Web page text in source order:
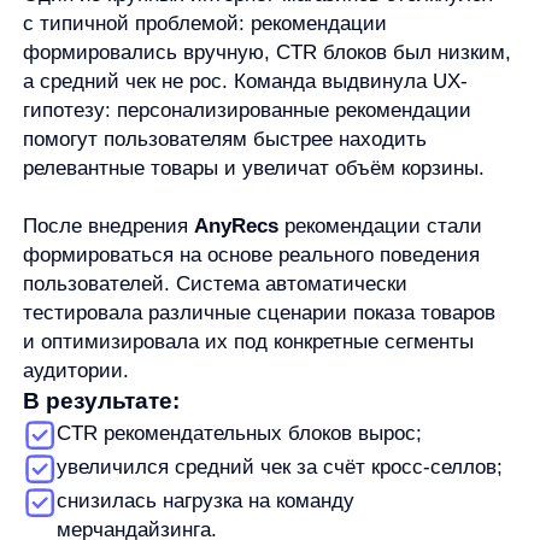
метрики — CTR, конверсию, средний чек;
легко масштабируется на крупные каталоги
и высокий трафик.
Для интернет-магазинов это означает переход
от интуитивных UX-решений к управляемому росту
на основе данных.
UX-гипотезы — это основа роста современного e-
commerce. Но без данных и автоматизации они
работают медленно и не дают максимального
превращая UX в непрерывный процесс
оптимизации.
AnyRecsпозволяет тестировать, проверять
и масштабировать UX-гипотезы, напрямую
связывая пользовательский опыт с ростом продаж.
👉 Узнайте, как AnyRecs помогает увеличить
конверсию и средний чек с помощью